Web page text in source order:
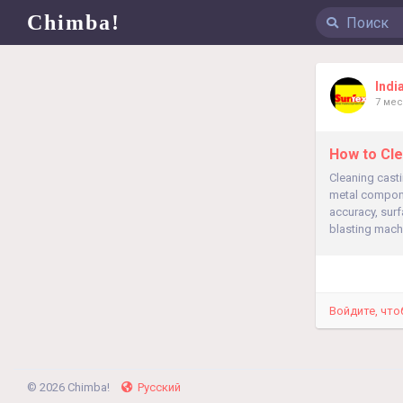
Chimba!
7
How to
Cleaning
metal
accuracy,
blasting
Войдите,
© 2026 Chimba! Русский